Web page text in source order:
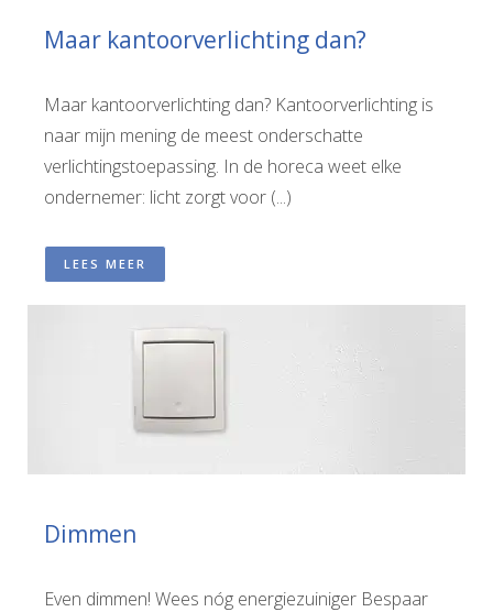
Maar kantoorverlichting dan?
Maar kantoorverlichting dan? Kantoorverlichting is
naar mijn mening de meest onderschatte
verlichtingstoepassing. In de horeca weet elke
ondernemer: licht zorgt voor (...)
LEES MEER
Dimmen
Even dimmen! Wees nóg energiezuiniger Bespaar